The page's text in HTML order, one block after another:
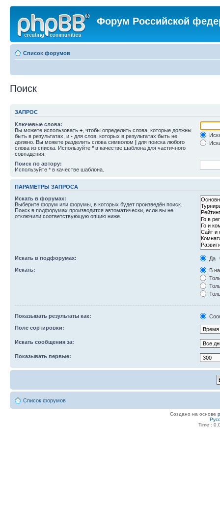
Форум Российской
Список форумов
Поиск
ЗАПРОС
Ключевые слова:
Вы можете использовать + , чтобы определить слова, которые должны
быть в результатах, и - для слов, которых в результатах быть не
должно. Вы можете разделить слова символом | для поиска любого
слова из списка. Используйте * в качестве шаблона для частичного
совпадения.
Поиск по автору:
Используйте * в качестве шаблона.
ПАРАМЕТРЫ ЗАПРОСА
Искать в форумах:
Выберите форум или форумы, в которых будет произведён поиск.
Поиск в подфорумах производится автоматически, если вы не
отключили соответствующую опцию ниже.
Искать в подфорумах:
Да
Искать:
В
Показывать результаты как:
Поле сортировки:
Искать сообщения за:
Показывать первые:
Список форумов
Создано на основе
Time :